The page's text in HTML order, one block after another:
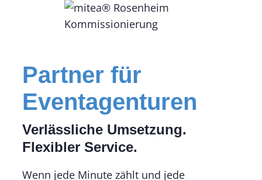
Partner für
Eventagenturen
Verlässliche Umsetzung.
Flexibler Service.
Wenn jede Minute zählt und jede